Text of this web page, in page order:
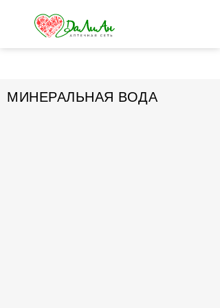
МИНЕРАЛЬНАЯ ВОДА